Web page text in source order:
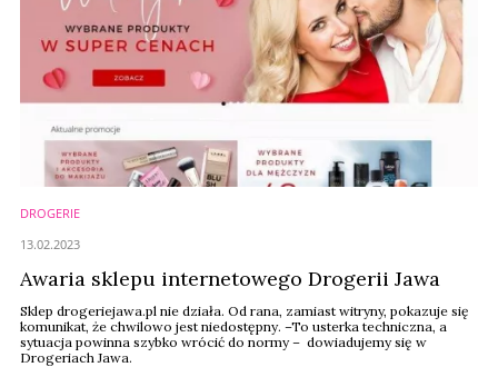
DROGERIE
Awaria sklepu internetowego Drogerii Jawa
Sklep drogeriejawa.pl nie działa. Od rana, zamiast witryny, pokazuje się
komunikat, że chwilowo jest niedostępny. –To usterka techniczna, a
sytuacja powinna szybko wrócić do normy – dowiadujemy się w
Drogeriach Jawa.
13.02.2023